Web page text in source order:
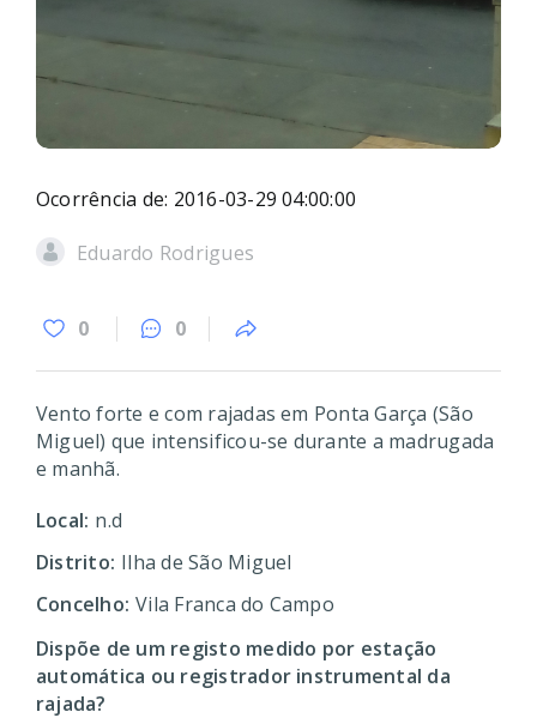
Ocorrência de: 2016-03-29 04:00:00
Eduardo Rodrigues
0 0
Vento forte e com rajadas em Ponta Garça (São
Miguel) que intensificou-se durante a madrugada
e manhã.
Local: n.d
Distrito: Ilha de São Miguel
Concelho: Vila Franca do Campo
Dispõe de um registo medido por estação
automática ou registrador instrumental da
rajada?